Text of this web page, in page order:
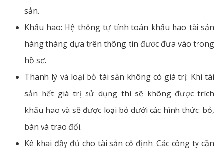
sản.
Khấu hao: Hệ thống tự tính toán khấu hao tài sản
hàng tháng dựa trên thông tin được đưa vào trong
hồ sơ.
Thanh lý và loại bỏ tài sản không có giá trị: Khi tài
sản hết giá trị sử dụng thì sẽ không được trích
khấu hao và sẽ được loại bỏ dưới các hình thức: bỏ,
bán và trao đổi.
Kê khai đầy đủ cho tài sản cố định: Các công ty cần